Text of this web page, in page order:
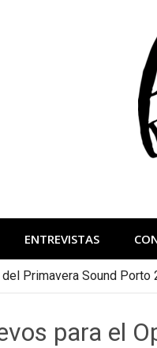
ENTREVISTAS
del Primavera Sound Porto
para el